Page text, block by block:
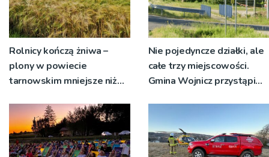
Rolnicy kończą żniwa –
plony w powiecie
tarnowskim mniejsze niż
Nie pojedyncze działki, ale
całe trzy miejscowości.
Gmina Wojnicz przystąpi